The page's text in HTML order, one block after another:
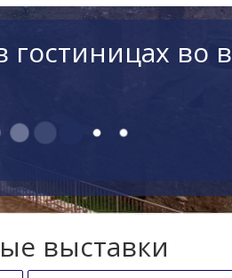
во
выставки